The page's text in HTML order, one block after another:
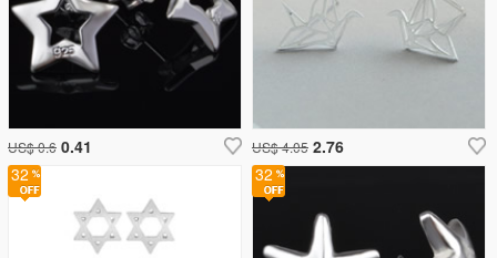
US$ 0.6 0.41
32
US$ 4.05 2.76
32